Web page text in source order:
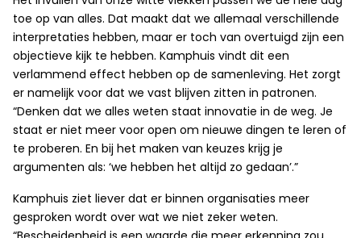
toe op van alles. Dat maakt dat we allemaal verschillende
interpretaties hebben, maar er toch van overtuigd zijn een
objectieve kijk te hebben. Kamphuis vindt dit een
verlammend effect hebben op de samenleving. Het zorgt
er namelijk voor dat we vast blijven zitten in patronen.
“Denken dat we alles weten staat innovatie in de weg. Je
staat er niet meer voor open om nieuwe dingen te leren of
te proberen. En bij het maken van keuzes krijg je
argumenten als: ‘we hebben het altijd zo gedaan’.”
Kamphuis ziet liever dat er binnen organisaties meer
gesproken wordt over wat we niet zeker weten.